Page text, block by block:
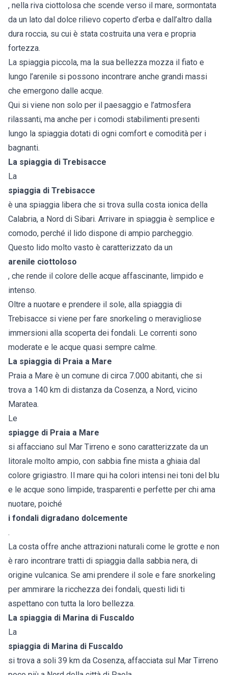
, nella riva ciottolosa che scende verso il mare, sormontata
da un lato dal dolce rilievo coperto d’erba e dall’altro dalla
dura roccia, su cui è stata costruita una vera e propria
fortezza.
La spiaggia piccola, ma la sua bellezza mozza il fiato e
lungo l’arenile si possono incontrare anche grandi massi
che emergono dalle acque.
Qui si viene non solo per il paesaggio e l’atmosfera
rilassanti, ma anche per i comodi stabilimenti presenti
lungo la spiaggia dotati di ogni comfort e comodità per i
bagnanti.
La spiaggia di Trebisacce
La
spiaggia di Trebisacce
è una spiaggia libera che si trova sulla costa ionica della
Calabria, a Nord di Sibari. Arrivare in spiaggia è semplice e
comodo, perché il lido dispone di ampio parcheggio.
Questo lido molto vasto è caratterizzato da un
arenile ciottoloso
, che rende il colore delle acque affascinante, limpido e
intenso.
Oltre a nuotare e prendere il sole, alla spiaggia di
Trebisacce si viene per fare snorkeling o meravigliose
immersioni alla scoperta dei fondali. Le correnti sono
moderate e le acque quasi sempre calme.
La spiaggia di Praia a Mare
Praia a Mare è un comune di circa 7.000 abitanti, che si
trova a 140 km di distanza da Cosenza, a Nord, vicino
Maratea.
Le
spiagge di Praia a Mare
si affacciano sul Mar Tirreno e sono caratterizzate da un
litorale molto ampio, con sabbia fine mista a ghiaia dal
colore grigiastro. Il mare qui ha colori intensi nei toni del blu
e le acque sono limpide, trasparenti e perfette per chi ama
nuotare, poiché
i fondali digradano dolcemente
.
La costa offre anche attrazioni naturali come le grotte e non
è raro incontrare tratti di spiaggia dalla sabbia nera, di
origine vulcanica. Se ami prendere il sole e fare snorkeling
per ammirare la ricchezza dei fondali, questi lidi ti
aspettano con tutta la loro bellezza.
La spiaggia di Marina di Fuscaldo
La
spiaggia di Marina di Fuscaldo
si trova a soli 39 km da Cosenza, affacciata sul Mar Tirreno